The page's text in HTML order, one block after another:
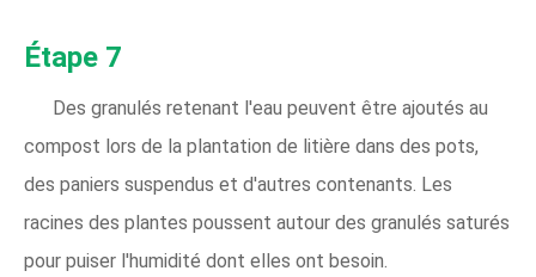
Étape 7
Des granulés retenant l'eau peuvent être ajoutés au
compost lors de la plantation de litière dans des pots,
des paniers suspendus et d'autres contenants. Les
racines des plantes poussent autour des granulés saturés
pour puiser l'humidité dont elles ont besoin.